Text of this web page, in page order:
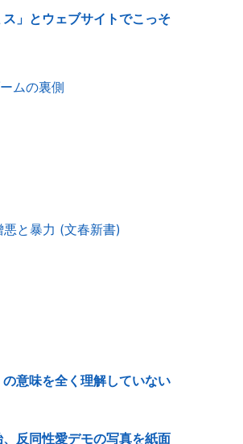
」とウェブサイトでこっそ
ムの裏側
と暴力 (文春新書)
意味を全く理解していない
反同性愛デモの写真を紙面